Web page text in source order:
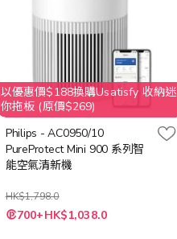
以優惠價$188換購Usatisfy 收納迷
你拖板 (原價$269)
Philips - AC0950/10
PureProtect Mini 900 系列智
能空氣清新機
HK$1,798.0
特
殊 700+HK$1,038.0